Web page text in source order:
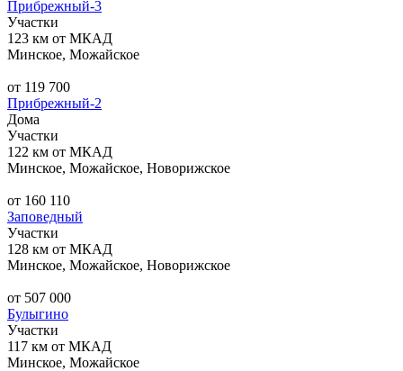
Прибрежный-3
Участки
123 км от МКАД
Минское, Можайское
от 119 700
Прибрежный-2
Дома
Участки
122 км от МКАД
Минское, Можайское, Новорижское
от 160 110
Заповедный
Участки
128 км от МКАД
Минское, Можайское, Новорижское
от 507 000
Булыгино
Участки
117 км от МКАД
Минское, Можайское